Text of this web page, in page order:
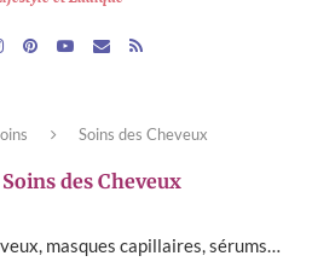
Soins des Cheveux
Soins des Cheveux
masques capillaires, sérums…